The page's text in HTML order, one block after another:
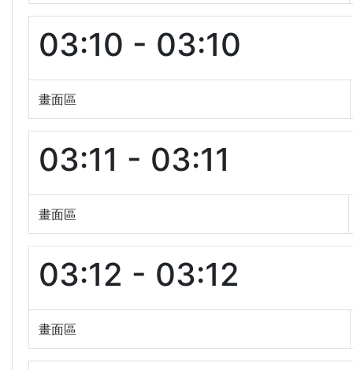
03:10 - 03:10
畫面區
03:11 - 03:11
畫面區
03:12 - 03:12
畫面區